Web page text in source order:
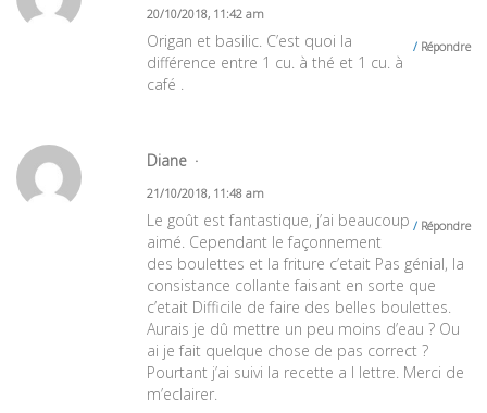
20/10/2018, 11:42 am
Répondre
Origan et basilic. C’est quoi la
différence entre 1 cu. à thé et 1 cu. à
café .
Diane
21/10/2018, 11:48 am
Répondre
Le goût est fantastique, j’ai beaucoup
aimé. Cependant le façonnement
des boulettes et la friture c’etait Pas génial, la
consistance collante faisant en sorte que
c’etait Difficile de faire des belles boulettes.
Aurais je dû mettre un peu moins d’eau ? Ou
ai je fait quelque chose de pas correct ?
Pourtant j’ai suivi la recette a l lettre. Merci de
m’eclairer.